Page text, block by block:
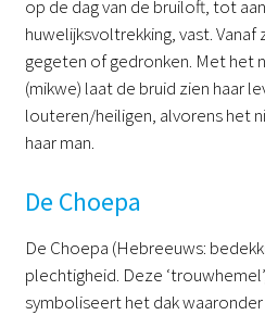
op de dag van de bruiloft, tot
huwelijksvoltrekking, vast.
gegeten of gedronken. Met het
(mikwe) laat de bruid zien haar
louteren/heiligen, alvorens het
haar man.
De Choepa
De Choepa (Hebreeuws:
plechtigheid. Deze
symboliseert het dak